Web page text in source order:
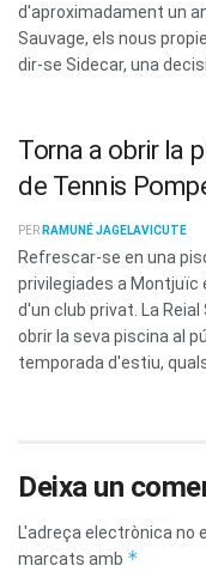
d'aproximadament un
Sauvage, els nous
dir-se Sidecar, una
Torna a obrir la
de Tennis
PER RAMUNÉ JAGELAVICUTE
Refrescar-se en una
privilegiades a
d'un club privat. La
obrir la seva piscina al
temporada d'estiu,
Deixa un
L'adreça electrònica no
marcats amb *